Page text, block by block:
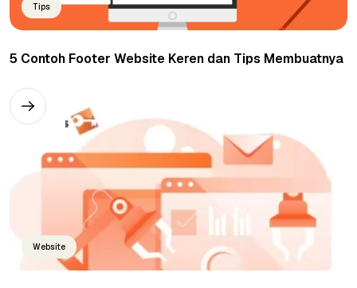
Tips
5 Contoh Footer Website Keren dan Tips Membuatnya
Website